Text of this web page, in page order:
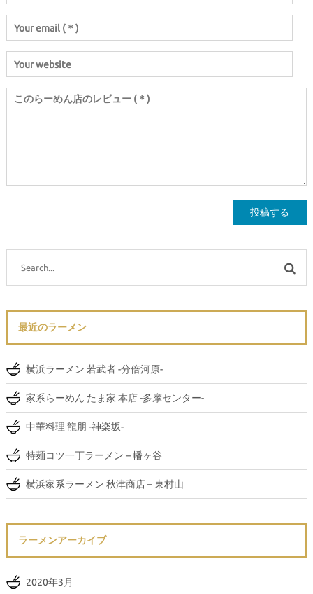
最近のラーメン
横浜ラーメン 若武者 -分倍河原-
家系らーめん たま家 本店 -多摩センター-
中華料理 龍朋 -神楽坂-
特麺コツ一丁ラーメン – 幡ヶ谷
横浜家系ラーメン 秋津商店 – 東村山
ラーメンアーカイブ
2020年3月